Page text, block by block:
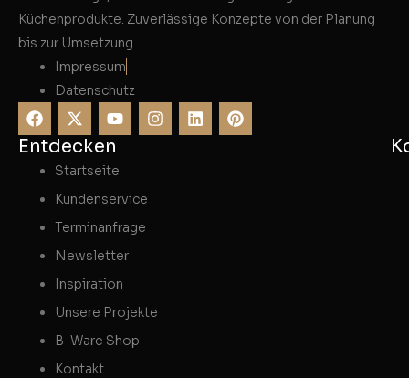
Küchenprodukte. Zuverlässige Konzepte von der Planung
bis zur Umsetzung.
Impressum
Datenschutz
Entdecken
Startseite
Kundenservice
Terminanfrage
Newsletter
Inspiration
Unsere Projekte
B-Ware Shop
Kontakt